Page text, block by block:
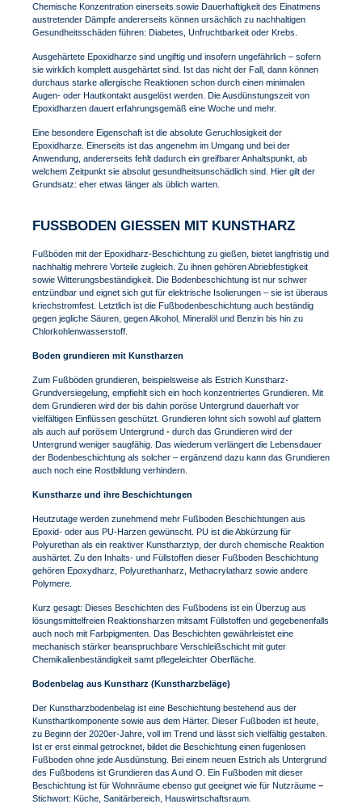
Chemische Konzentration einerseits sowie Dauerhaftigkeit des Einatmens
austretender Dämpfe andererseits können ursächlich zu nachhaltigen
Gesundheitsschäden führen: Diabetes, Unfruchtbarkeit oder Krebs.
Ausgehärtete Epoxidharze sind ungiftig und insofern ungefährlich – sofern
sie wirklich komplett ausgehärtet sind. Ist das nicht der Fall, dann können
durchaus starke allergische Reaktionen schon durch einen minimalen
Augen- oder Hautkontakt ausgelöst werden. Die Ausdünstungszeit von
Epoxidharzen dauert erfahrungsgemäß eine Woche und mehr.
Eine besondere Eigenschaft ist die absolute Geruchlosigkeit der
Epoxidharze. Einerseits ist das angenehm im Umgang und bei der
Anwendung, andererseits fehlt dadurch ein greifbarer Anhaltspunkt, ab
welchem Zeitpunkt sie absolut gesundheitsunschädlich sind. Hier gilt der
Grundsatz: eher etwas länger als üblich warten.
FUSSBODEN GIESSEN MIT KUNSTHARZ
Fußböden mit der Epoxidharz-Beschichtung zu gießen, bietet langfristig und
nachhaltig mehrere Vorteile zugleich. Zu ihnen gehören Abriebfestigkeit
sowie Witterungsbeständigkeit. Die Bodenbeschichtung ist nur schwer
entzündbar und eignet sich gut für elektrische Isolierungen – sie ist überaus
kriechstromfest. Letztlich ist die Fußbodenbeschichtung auch beständig
gegen jegliche Säuren, gegen Alkohol, Mineralöl und Benzin bis hin zu
Chlorkohlenwasserstoff.
Boden grundieren mit Kunstharzen
Zum Fußböden grundieren, beispielsweise als Estrich Kunstharz-
Grundversiegelung, empfiehlt sich ein hoch konzentriertes Grundieren. Mit
dem Grundieren wird der bis dahin poröse Untergrund dauerhaft vor
vielfältigen Einflüssen geschützt. Grundieren lohnt sich sowohl auf glattem
als auch auf porösem Untergrund - durch das Grundieren wird der
Untergrund weniger saugfähig. Das wiederum verlängert die Lebensdauer
der Bodenbeschichtung als solcher – ergänzend dazu kann das Grundieren
auch noch eine Rostbildung verhindern.
Kunstharze und ihre Beschichtungen
Heutzutage werden zunehmend mehr Fußboden Beschichtungen aus
Epoxid- oder aus PU-Harzen gewünscht. PU ist die Abkürzung für
Polyurethan als ein reaktiver Kunstharztyp, der durch chemische Reaktion
aushärtet. Zu den Inhalts- und Füllstoffen dieser Fußboden Beschichtung
gehören Epoxydharz, Polyurethanharz, Methacrylatharz sowie andere
Polymere.
Kurz gesagt: Dieses Beschichten des Fußbodens ist ein Überzug aus
lösungsmittelfreien Reaktionsharzen mitsamt Füllstoffen und gegebenenfalls
auch noch mit Farbpigmenten. Das Beschichten gewährleistet eine
mechanisch stärker beanspruchbare Verschleißschicht mit guter
Chemikalienbeständigkeit samt pflegeleichter Oberfläche.
Bodenbelag aus Kunstharz (Kunstharzbeläge)
Der Kunstharzbodenbelag ist eine Beschichtung bestehend aus der
Kunsthartkomponente sowie aus dem Härter. Dieser Fußboden ist heute,
zu Beginn der 2020er-Jahre, voll im Trend und lässt sich vielfältig gestalten.
Ist er erst einmal getrocknet, bildet die Beschichtung einen fugenlosen
Fußboden ohne jede Ausdünstung. Bei einem neuen Estrich als Untergrund
des Fußbodens ist Grundieren das A und O. Ein Fußboden mit dieser
Beschichtung ist für Wohnräume ebenso gut geeignet wie für Nutzräume –
Stichwort: Küche, Sanitärbereich, Hauswirtschaftsraum.